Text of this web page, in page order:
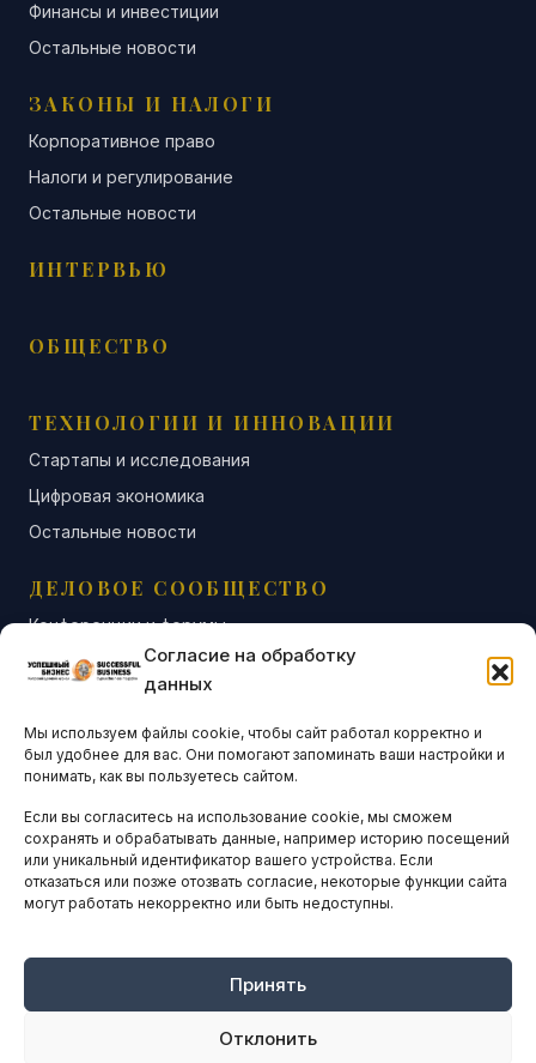
Согласие на обработку
данных
Мы используем файлы cookie, чтобы сайт работал корректно и
был удобнее для вас. Они помогают запоминать ваши настройки и
понимать, как вы пользуетесь сайтом.
Если вы согласитесь на использование cookie, мы сможем
сохранять и обрабатывать данные, например историю посещений
или уникальный идентификатор вашего устройства. Если
отказаться или позже отозвать согласие, некоторые функции сайта
могут работать некорректно или быть недоступны.
Принять
Отклонить
Финансы и инвестиции
Остальные новости
ЗАКОНЫ И НАЛОГИ
Корпоративное право
Налоги и регулирование
Остальные новости
ИНТЕРВЬЮ
ОБЩЕСТВО
ТЕХНОЛОГИИ И ИННОВАЦИИ
Стартапы и исследования
Цифровая экономика
Остальные новости
ДЕЛОВОЕ СООБЩЕСТВО
Конференции и форумы
Бизнес-клубы и ассоциации
Остальные новости
АНАЛИТИКА И СТАТИСТИКА
ARTICLES IN ENGLISH
НАВИГАЦИЯ
Оплата онлайн